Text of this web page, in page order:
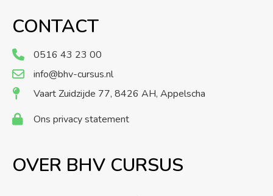
CONTACT
0516 43 23 00
info@bhv-cursus.nl
Vaart Zuidzijde 77, 8426 AH, Appelscha
Ons privacy statement
OVER BHV CURSUS